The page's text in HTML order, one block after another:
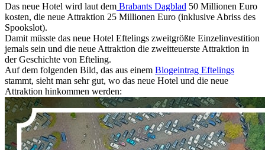
Das neue Hotel wird laut dem Brabants Dagblad 50 Millionen Euro
kosten, die neue Attraktion 25 Millionen Euro (inklusive Abriss des
Spookslot).
Damit müsste das neue Hotel Eftelings zweitgrößte Einzelinvestition
jemals sein und die neue Attraktion die zweitteuerste Attraktion in
der Geschichte von Efteling.
Auf dem folgenden Bild, das aus einem Blogeintrag Eftelings
stammt, sieht man sehr gut, wo das neue Hotel und die neue
Attraktion hinkommen werden: